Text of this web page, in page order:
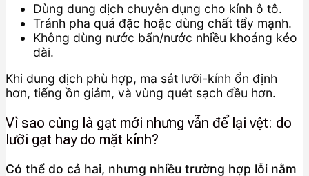
Dùng dung dịch chuyên dụng cho kính ô tô.
Tránh pha quá đặc hoặc dùng chất tẩy mạnh.
Không dùng nước bẩn/nước nhiều khoáng kéo
dài.
Khi dung dịch phù hợp, ma sát lưỡi-kính ổn định
hơn, tiếng ồn giảm, và vùng quét sạch đều hơn.
Vì sao cùng là gạt mới nhưng vẫn để lại vệt: do
lưỡi gạt hay do mặt kính?
Có thể do cả hai, nhưng nhiều trường hợp lỗi nằm